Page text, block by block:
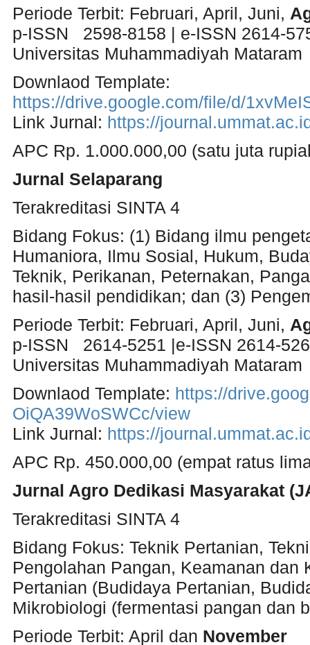
Periode Terbit: Februari, April, Juni,
p-ISSN 2598-8158 | e-ISSN 2614-
Universitas Muhammadiyah Mataram
Downlaod Template:
https://drive.google.com/file/d/
Link Jurnal: https://
APC Rp. 1.000.000,00 (satu juta
Jurnal Selaparang
Terakreditasi SINTA 4
Bidang Fokus: (1) Bidang ilmu
Humaniora, Ilmu Sosial, Hukum,
Teknik, Perikanan, Peternakan,
hasil-hasil pendidikan; dan (3)
Periode Terbit: Februari, April, Juni,
p-ISSN 2614-5251 |e-ISSN 2614-
Universitas Muhammadiyah Mataram
Downlaod Template: https://
OiQA39WoSWCc/view
Link Jurnal: https://
APC Rp. 450.000,00 (empat ratus
Jurnal Agro Dedikasi Masyarakat
Terakreditasi SINTA 4
Bidang Fokus: Teknik Pertanian,
Pengolahan Pangan, Keamanan
Pertanian (Budidaya Pertanian,
Mikrobiologi (fermentasi pangan dan
Periode Terbit: April dan November